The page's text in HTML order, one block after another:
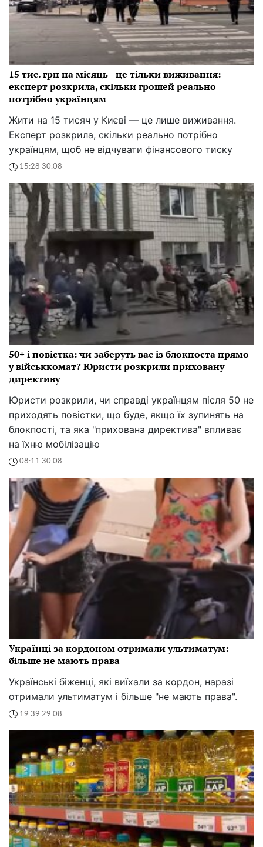
15 тис. грн на місяць - це тільки виживання:
експерт розкрила, скільки грошей реально
потрібно українцям
Жити на 15 тисяч у Києві — це лише виживання.
Експерт розкрила, скільки реально потрібно
українцям, щоб не відчувати фінансового тиску
15:28 30.08
50+ і повістка: чи заберуть вас із блокпоста прямо
у військкомат? Юристи розкрили приховану
директиву
Юристи розкрили, чи справді українцям після 50 не
приходять повістки, що буде, якщо їх зупинять на
блокпості, та яка "прихована директива" впливає
на їхню мобілізацію
08:11 30.08
Українці за кордоном отримали ультиматум:
більше не мають права
Українські біженці, які виїхали за кордон, наразі
отримали ультиматум і більше "не мають права".
19:39 29.08